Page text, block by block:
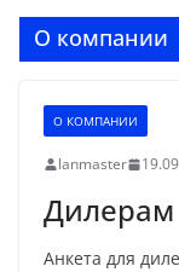
О компании
О КОМПАНИИ
lanmaster
Дилерам
Анкета для